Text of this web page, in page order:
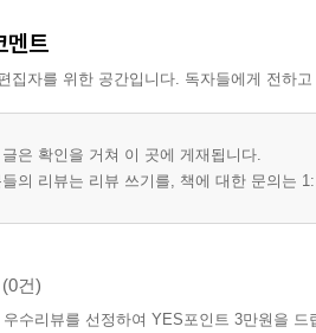
멘트
집자를 위한 공간입니다. 독자들에게 전하
은 확인을 거쳐 이 곳에 게재됩니다.
의 리뷰는 리뷰 쓰기를, 책에 대한 문의는
(0건)
수리뷰를 선정하여 YES포인트 3만원을 드